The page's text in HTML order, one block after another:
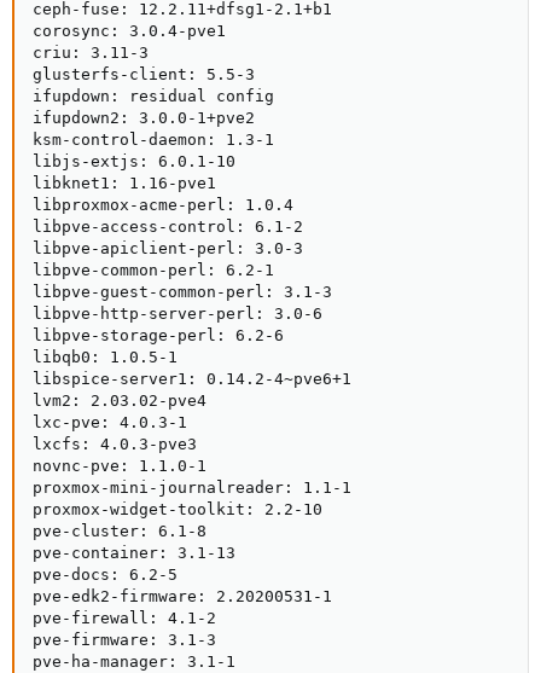
ceph-fuse: 12.2.11+dfsg1-2.1+b1
corosync: 3.0.4-pve1
criu: 3.11-3
glusterfs-client: 5.5-3
ifupdown: residual config
ifupdown2: 3.0.0-1+pve2
ksm-control-daemon: 1.3-1
libjs-extjs: 6.0.1-10
libknet1: 1.16-pve1
libproxmox-acme-perl: 1.0.4
libpve-access-control: 6.1-2
libpve-apiclient-perl: 3.0-3
libpve-common-perl: 6.2-1
libpve-guest-common-perl: 3.1-3
libpve-http-server-perl: 3.0-6
libpve-storage-perl: 6.2-6
libqb0: 1.0.5-1
libspice-server1: 0.14.2-4~pve6+1
lvm2: 2.03.02-pve4
lxc-pve: 4.0.3-1
lxcfs: 4.0.3-pve3
novnc-pve: 1.1.0-1
proxmox-mini-journalreader: 1.1-1
proxmox-widget-toolkit: 2.2-10
pve-cluster: 6.1-8
pve-container: 3.1-13
pve-docs: 6.2-5
pve-edk2-firmware: 2.20200531-1
pve-firewall: 4.1-2
pve-firmware: 3.1-3
pve-ha-manager: 3.1-1